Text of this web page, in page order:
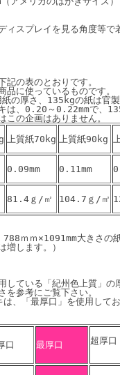
ィスプレイを見る角度等で
記の表のとおりです。
品に使っているものです。
の厚さ、135kgの紙は官製
は、0.20～0.22mmで、
上質紙70kg 上質紙90kg
0.09mm 0.11mm
81.4ｇ/㎡ 104.7ｇ/㎡
ｍｍ×1091mm大きさの
している「紀州色上質」の
を参考にご覧下さい。
口 最厚口